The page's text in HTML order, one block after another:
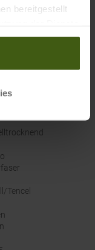
bereitgestellt
Tencel